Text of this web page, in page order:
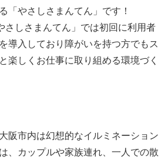
「やさしさまんてん」です！
さしさまんてん」では初回に利用者
導入しており障がいを持つ方でもス
楽しくお仕事に取り組める環境づく
阪市内は幻想的なイルミネーション
、カップルや家族連れ、一人での散